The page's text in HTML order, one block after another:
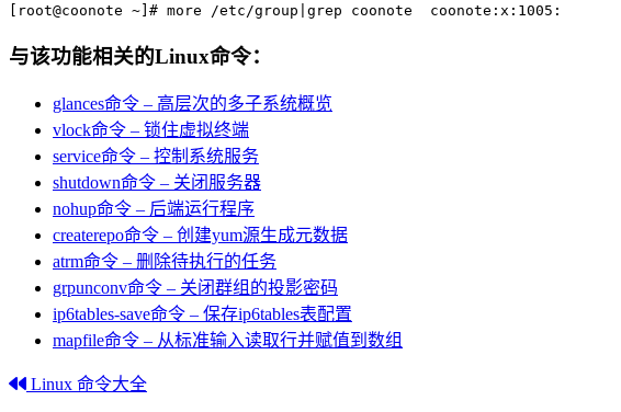
[root@coonote ~]# more /etc/group|grep coonote  coonote:x:1005:
与该功能相关的Linux命令：
glances命令 – 高层次的多子系统概览
vlock命令 – 锁住虚拟终端
service命令 – 控制系统服务
shutdown命令 – 关闭服务器
nohup命令 – 后端运行程序
createrepo命令 – 创建yum源生成元数据
atrm命令 – 删除待执行的任务
grpunconv命令 – 关闭群组的投影密码
ip6tables-save命令 – 保存ip6tables表配置
mapfile命令 – 从标准输入读取行并赋值到数组
Linux 命令大全